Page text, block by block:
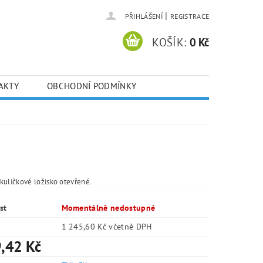
PŘIHLÁŠENÍ | REGISTRACE
KOŠÍK: 0 Kč
OBCHODNÍ PODMÍNKY
ložisko otevřené.
Momentálně nedostupné
1 245,60 Kč včetně DPH
Kč